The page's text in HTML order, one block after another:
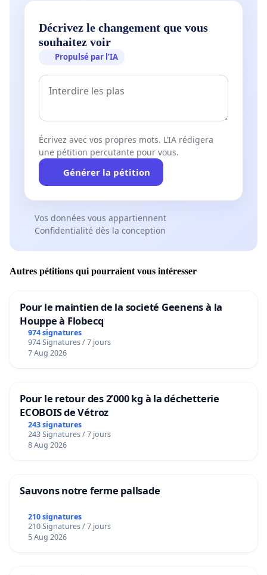
Décrivez le changement que vous
souhaitez voir
Propulsé par l’IA
Écrivez avec vos propres mots. L’IA rédigera
une pétition percutante pour vous.
Générer la pétition
Vos données vous appartiennent
Confidentialité dès la conception
Autres pétitions qui pourraient vous intéresser
Pour le maintien de la societé Geenens à la
Houppe à Flobecq
974 signatures
974 Signatures / 7 jours
7 Aug 2026
Pour le retour des 2’000 kg à la déchetterie
ECOBOIS de Vétroz
243 signatures
243 Signatures / 7 jours
8 Aug 2026
Sauvons notre ferme pallsade
210 signatures
210 Signatures / 7 jours
5 Aug 2026